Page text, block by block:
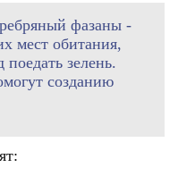
фазаны -
мест обитания,
зелень.
созданию